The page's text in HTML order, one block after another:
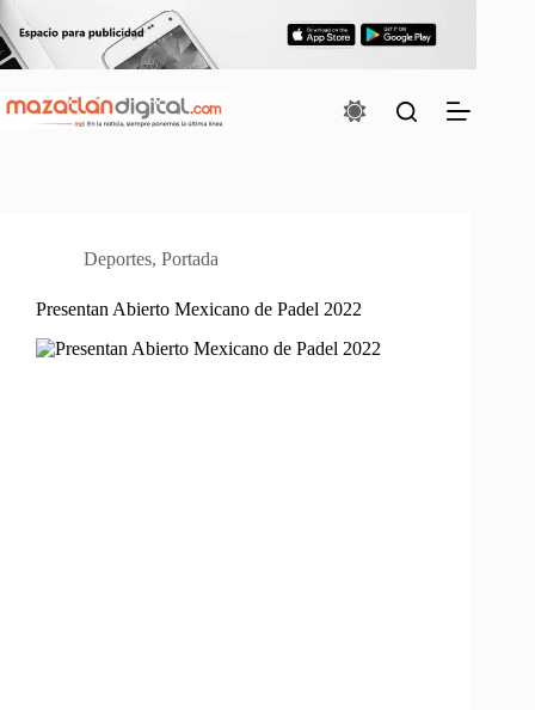
Saltar
al
contenido
Deportes, Portada
Presentan Abierto Mexicano de Padel 2022